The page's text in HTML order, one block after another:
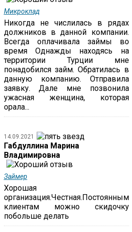
Микроклад
Никогда не числилась в рядах
должников в данной компании.
Всегда оплачивала займы во
время Однажды находясь на
территории Турции мне
понадобился займ. Обратилась в
данную компанию. Отправила
заявку. Дале мне позвонила
ужасная женщина, которая
орала...
14.09.2021
Габдуллина Марина
Владимировна
Займер
Хорошая
организация.Честная.Постоянным
клиентам можно скидочку
побольше делать